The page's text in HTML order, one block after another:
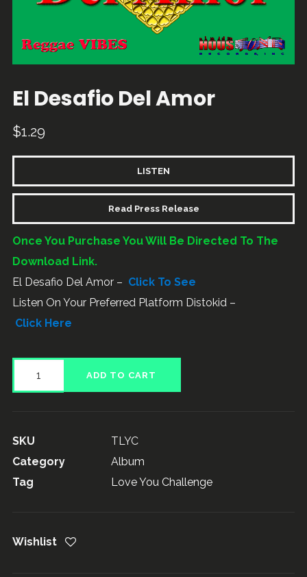
El Desafio Del Amor
$1.29
LISTEN
Read Press Release
Once You Purchase You Will Be Directed To The
Download Link.
El Desafio Del Amor – Click To See
Listen On Your Preferred Platform Distokid –
Click Here
Desafio
ADD TO CART
SKU
TLYC
Category
Album
Tag
Love You Challenge
Wishlist